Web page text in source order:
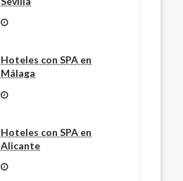
Hoteles con SPA en
Málaga
Hoteles con SPA en
Alicante